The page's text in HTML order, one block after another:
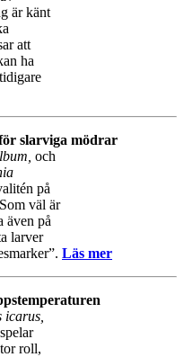
är känt
att
ha
slarviga mödrar
och
på
väl är
även på
larver
Läs mer
icarus,
roll,